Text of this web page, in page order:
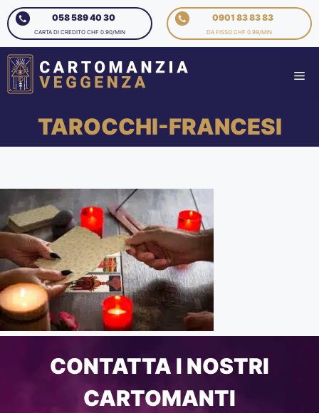
058 589 40 30
CARTA DI CREDITO CHF 0.90/MIN
0901 83 83 83
DA FISSO CHF 0.99/MIN
TAROCCHI-FRANCESI
CONTATTA I NOSTRI
CARTOMANTI